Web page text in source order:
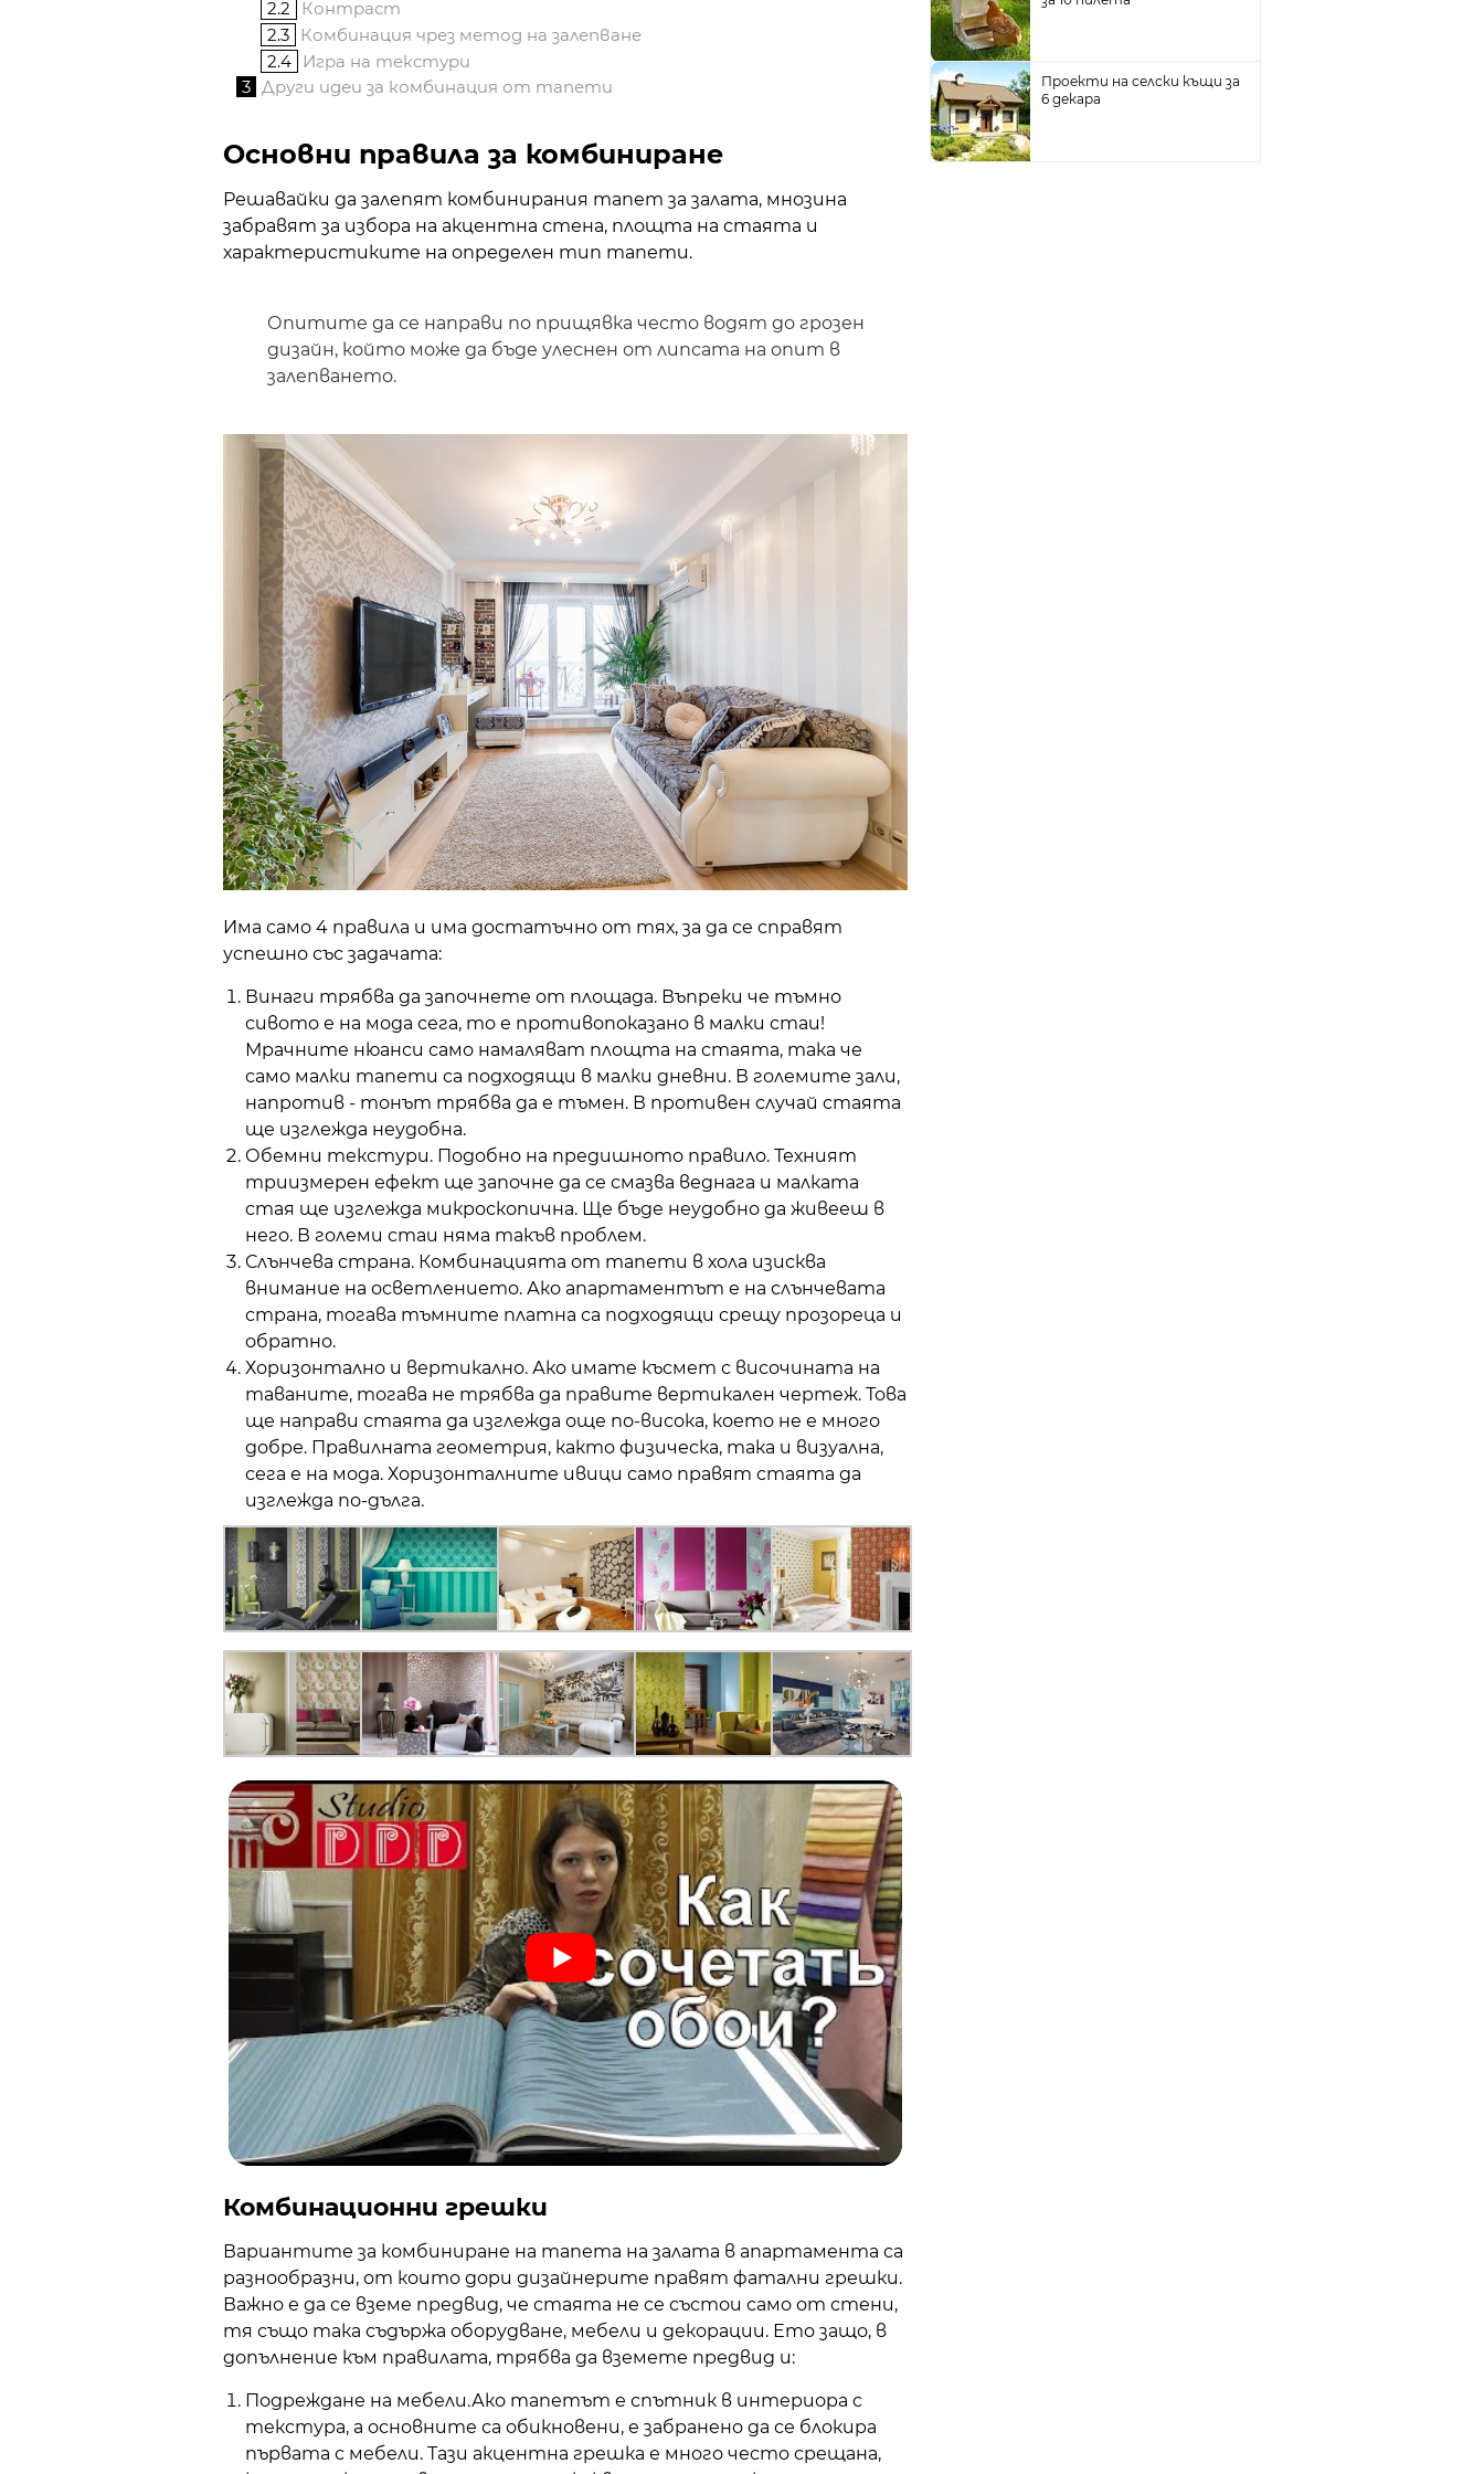
2.2
Контраст
2.3 Комбинация чрез метод на залепване
2.4 Игра на текстури
3 Други идеи за комбинация от тапети
Основни правила за комбиниране
Решавайки да залепят комбинирания тапет за залата, мнозина
забравят за избора на акцентна стена, площта на стаята и
характеристиките на определен тип тапети.
Опитите да се направи по прищявка често водят до грозен
дизайн, който може да бъде улеснен от липсата на опит в
залепването.
Има само 4 правила и има достатъчно от тях, за да се справят
успешно със задачата:
Винаги трябва да започнете от площада. Въпреки че тъмно
сивото е на мода сега, то е противопоказано в малки стаи!
Мрачните нюанси само намаляват площта на стаята, така че
само малки тапети са подходящи в малки дневни. В големите зали,
напротив - тонът трябва да е тъмен. В противен случай стаята
ще изглежда неудобна.
Обемни текстури. Подобно на предишното правило. Техният
триизмерен ефект ще започне да се смазва веднага и малката
стая ще изглежда микроскопична. Ще бъде неудобно да живееш в
него. В големи стаи няма такъв проблем.
Слънчева страна. Комбинацията от тапети в хола изисква
внимание на осветлението. Ако апартаментът е на слънчевата
страна, тогава тъмните платна са подходящи срещу прозореца и
обратно.
Хоризонтално и вертикално. Ако имате късмет с височината на
таваните, тогава не трябва да правите вертикален чертеж. Това
ще направи стаята да изглежда още по-висока, което не е много
добре. Правилната геометрия, както физическа, така и визуална,
сега е на мода. Хоризонталните ивици само правят стаята да
изглежда по-дълга.
Комбинационни грешки
Вариантите за комбиниране на тапета на залата в апартамента са
разнообразни, от които дори дизайнерите правят фатални грешки.
Важно е да се вземе предвид, че стаята не се състои само от стени,
тя също така съдържа оборудване, мебели и декорации. Ето защо, в
допълнение към правилата, трябва да вземете предвид и:
Подреждане на мебели.Ако тапетът е спътник в интериора с
текстура, а основните са обикновени, е забранено да се блокира
първата с мебели. Тази акцентна грешка е много често срещана,
Проекти на селски къщи за
6 декара